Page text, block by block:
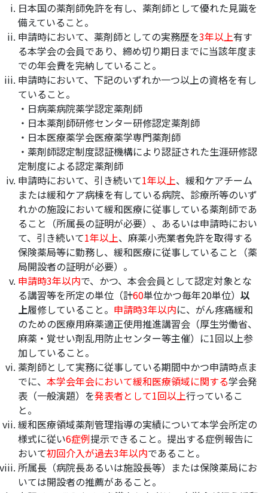
日本国の薬剤師免許を有し、薬剤師として優れた見識を
備えていること。
申請時において、薬剤師としての実務歴を3年以上有す
る本学会の会員であり、締め切り期日までに当該年度ま
での年会費を完納していること。
申請時において、下記のいずれか一つ以上の資格を有し
ていること。
・日病薬病院薬学認定薬剤師
・日本薬剤師研修センター研修認定薬剤師
・日本医療薬学会医療薬学専門薬剤師
・薬剤師認定制度認証機構により認証された生涯研修認
定制度による認定薬剤師
申請時において、引き続いて1年以上、緩和ケアチーム
または緩和ケア病棟を有している病院、診療所等のいず
れかの施設において緩和医療に従事している薬剤師であ
ること（所属長の証明が必要）、あるいは申請時におい
て、引き続いて1年以上、麻薬小売業者免許を取得する
保険薬局等に勤務し、緩和医療に従事していること（薬
局開設者の証明が必要）。
申請時3年以内で、かつ、本会会員として認定対象とな
る講習等を所定の単位（計60単位かつ毎年20単位） 以
上履修していること。 申請時3年以内に、がん疼痛緩和
のための医療用麻薬適正使用推進講習会（厚生労働省、
麻薬・覚せい剤乱用防止センター等主催）に1回以上参
加していること。
薬剤師として実務に従事している期間中かつ申請時点ま
でに、 本学会年会において緩和医療領域に関する学会発
表（一般演題）を発表者として1回以上行っているこ
と。
緩和医療領域薬剤管理指導の実績について本学会所定の
様式に従い6症例提示できること。提出する症例報告に
おいて初回介入が過去3年以内であること。
所属長（病院長あるいは施設長等）または保険薬局にお
いては開設者の推薦があること。